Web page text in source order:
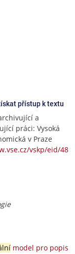
přístup k textu
a
práci: Vysoká
v Praze
vskp/eid/48
model pro popis